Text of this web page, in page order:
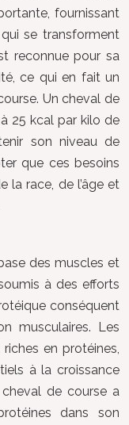
fournissant
se transforment
reconnue pour sa
ce qui en fait un
Un cheval de
25 kcal par kilo de
son niveau de
que ces besoins
la race, de l’âge et
des muscles et
à des efforts
conséquent
musculaires. Les
en protéines,
à la croissance
de course a
dans son